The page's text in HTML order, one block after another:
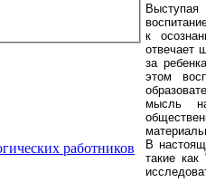
работников
к
отвечает
за
этом
мысль
В
такие